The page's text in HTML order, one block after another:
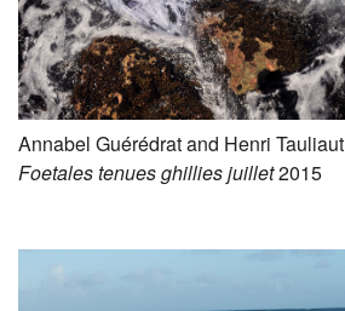
Annabel Guérédrat and Henri Tauliaut
Foetales tenues ghillies juillet2015